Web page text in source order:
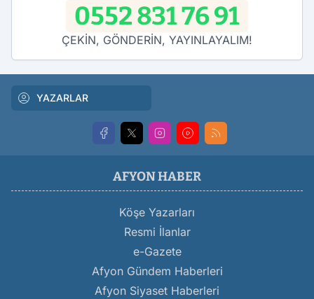
0552 831 76 91
ÇEKİN, GÖNDERİN, YAYINLAYALIM!
YAZARLAR
AFYON HABER
Köşe Yazarları
Resmi İlanlar
e-Gazete
Afyon Gündem Haberleri
Afyon Siyaset Haberleri